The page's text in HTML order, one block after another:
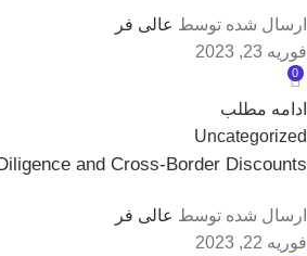
ارسال شده توسط عالی فر
فوریه 23, 2023
0
ادامه مطلب
Uncategorized
and Cross-Border Discounts
ارسال شده توسط عالی فر
فوریه 22, 2023